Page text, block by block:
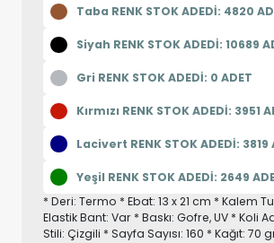
Taba RENK STOK ADEDİ: 4820
Siyah RENK STOK ADEDİ: 10689
Gri RENK STOK ADEDİ: 0 ADET
Kırmızı RENK STOK ADEDİ: 3951
Lacivert RENK STOK ADEDİ: 3819
Yeşil RENK STOK ADEDİ: 2649
* Deri: Termo * Ebat: 13 x 21 cm * Kalem
Elastik Bant: Var * Baskı: Gofre, UV * Koli
Stili: Çizgili * Sayfa Sayısı: 160 * Kağıt: 70